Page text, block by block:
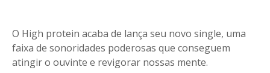
O High protein acaba de lança seu novo single, uma
faixa de sonoridades poderosas que conseguem
atingir o ouvinte e revigorar nossas mente.